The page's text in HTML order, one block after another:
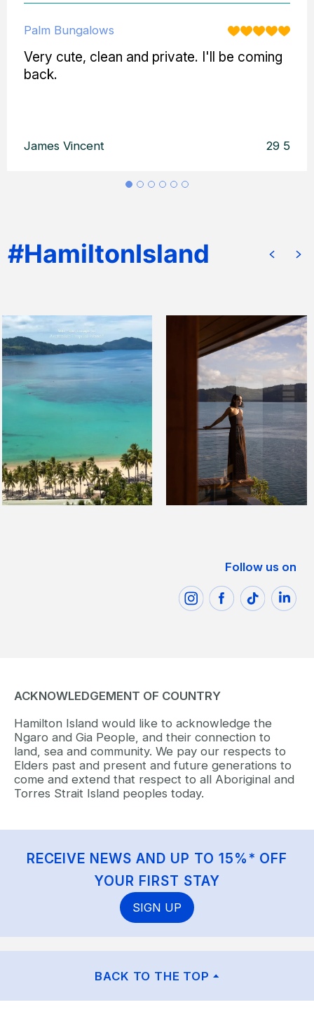
Palm Bungalows
Very cute, clean and private. I'll be coming
back.
James Vincent 29 5
Follow us on
ACKNOWLEDGEMENT OF COUNTRY
Hamilton Island would like to acknowledge the
Ngaro and Gia People, and their connection to
land, sea and community. We pay our respects to
Elders past and present and future generations to
come and extend that respect to all Aboriginal and
Torres Strait Island peoples today.
RECEIVE NEWS AND UP TO 15%* OFF
YOUR FIRST STAY
SIGN UP
BACK TO THE TOP